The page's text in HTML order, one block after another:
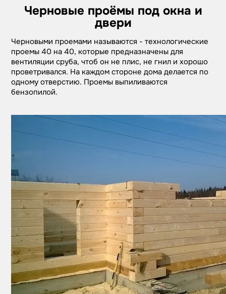
Черновые проёмы под окна и
двери
Черновыми проемами называются - технологические
проемы 40 на 40, которые предназначены для
вентиляции сруба, чтоб он не плис, не гнил и хорошо
проветривался. На каждом стороне дома делается по
одному отверстию. Проемы выпиливаются
бензопилой.